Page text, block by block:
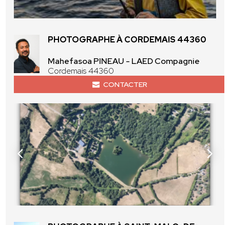
PHOTOGRAPHE À CORDEMAIS 44360
Mahefasoa PINEAU - LAED Compagnie
Cordemais 44360
CONTACTER